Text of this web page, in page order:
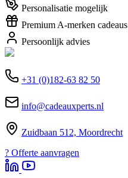
Personalisatie mogelijk
Premium A-merken cadeaus
Persoonlijk advies
+31 (0)182-63 82 50
info@cadeauxperts.nl
Zuidbaan 512, Moordrecht
? Offerte aanvragen